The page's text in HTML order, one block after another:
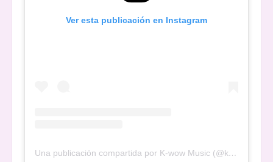
Ver esta publicación en Instagram
Una publicación compartida por K-wow Music (@kwowwmusic)